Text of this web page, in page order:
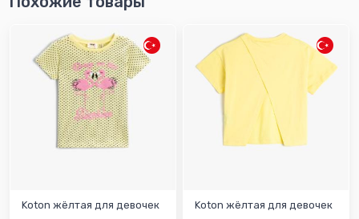
Koton жёлтая для девочек
Koton жёлтая для девочек